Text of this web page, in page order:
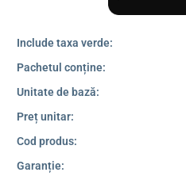
Include taxa verde:
Pachetul conține:
Unitate de bază:
Preț unitar:
Cod produs:
Garanție: